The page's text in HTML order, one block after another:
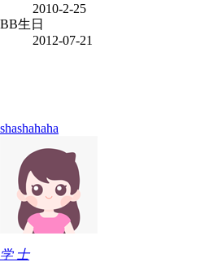
2010-2-25
BB生日
2012-07-21
shashahaha
学 士